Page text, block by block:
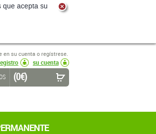
que acepta su
en su cuenta o regístrese.
su cuenta
buscar
(0 €)